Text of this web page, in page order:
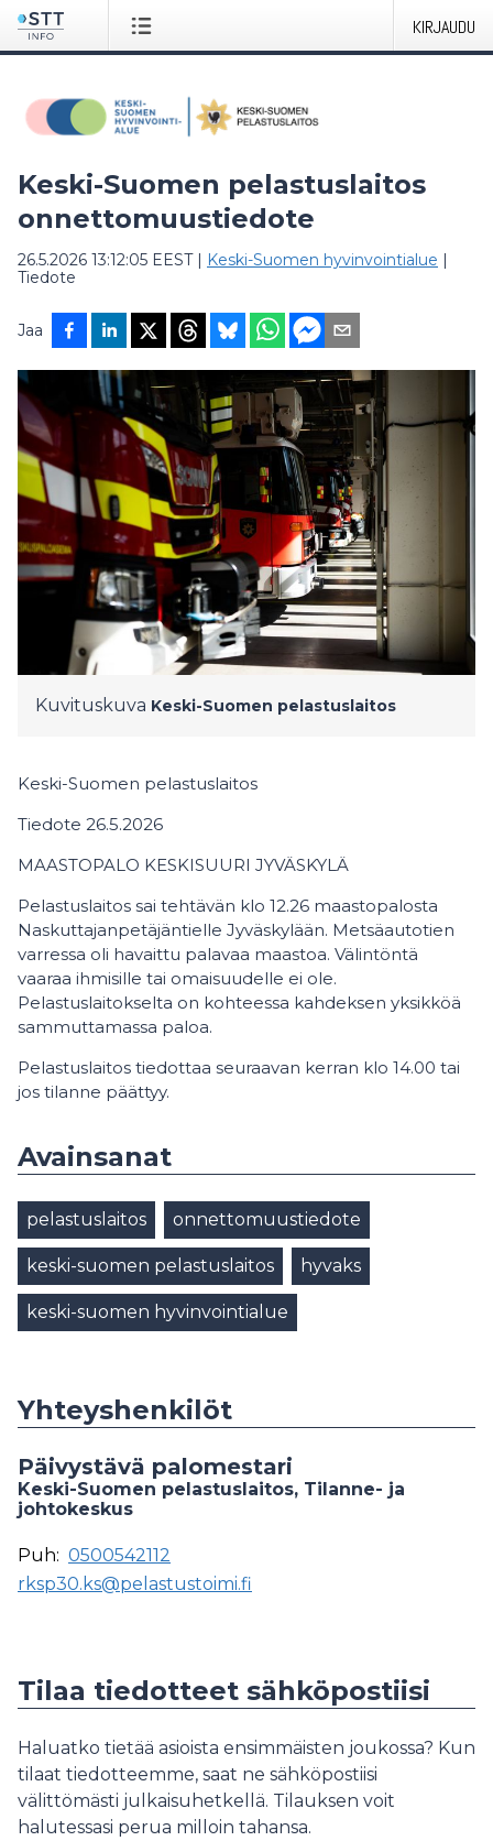
KIRJAUDU
Keski-Suomen pelastuslaitos
onnettomuustiedote
26.5.2026 13:12:05 EEST| Keski-Suomen hyvinvointialue |
Tiedote
Jaa
Kuvituskuva Keski-Suomen pelastuslaitos
Keski-Suomen pelastuslaitos
Tiedote 26.5.2026
MAASTOPALO KESKISUURI JYVÄSKYLÄ
Pelastuslaitos sai tehtävän klo 12.26 maastopalosta
Naskuttajanpetäjäntielle Jyväskylään. Metsäautotien
varressa oli havaittu palavaa maastoa. Välintöntä
vaaraa ihmisille tai omaisuudelle ei ole.
Pelastuslaitokselta on kohteessa kahdeksen yksikköä
sammuttamassa paloa.
Pelastuslaitos tiedottaa seuraavan kerran klo 14.00 tai
jos tilanne päättyy.
Avainsanat
pelastuslaitos onnettomuustiedote
keski-suomen pelastuslaitos hyvaks
keski-suomen hyvinvointialue
Yhteyshenkilöt
Päivystävä palomestari
Keski-Suomen pelastuslaitos, Tilanne- ja
johtokeskus
Puh: 0500542112
rksp30.ks@pelastustoimi.fi
Tilaa tiedotteet sähköpostiisi
Haluatko tietää asioista ensimmäisten joukossa? Kun
tilaat tiedotteemme, saat ne sähköpostiisi
välittömästi julkaisuhetkellä. Tilauksen voit
halutessasi perua milloin tahansa.